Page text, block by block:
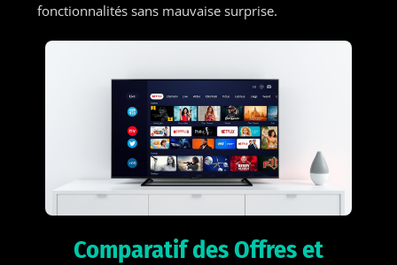
fonctionnalités sans mauvaise surprise.
Comparatif des Offres et